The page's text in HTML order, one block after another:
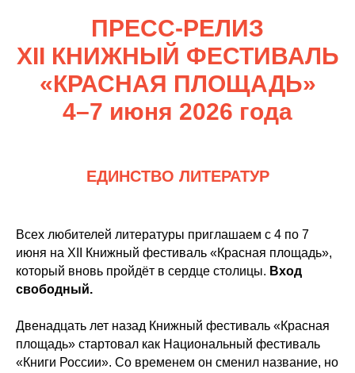
ПРЕСС-РЕЛИЗ
XII КНИЖНЫЙ ФЕСТИВАЛЬ
«КРАСНАЯ ПЛОЩАДЬ»
4–7 июня 2026 года
ЕДИНСТВО ЛИТЕРАТУР
Всех любителей литературы приглашаем с 4 по 7
июня на XII Книжный фестиваль «Красная площадь»,
который вновь пройдёт в сердце столицы. Вход
свободный.
Двенадцать лет назад Книжный фестиваль «Красная
площадь» стартовал как Национальный фестиваль
«Книги России». Со временем он сменил название, но